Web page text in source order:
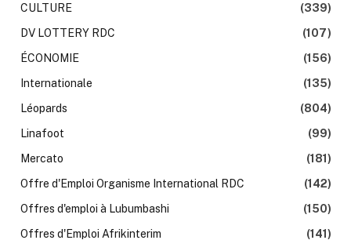
CULTURE
(339)
DV LOTTERY RDC
(107)
ÉCONOMIE
(156)
Internationale
(135)
Léopards
(804)
Linafoot
(99)
Mercato
(181)
Offre d'Emploi Organisme International RDC
(142)
Offres d'emploi à Lubumbashi
(150)
Offres d'Emploi Afrikinterim
(141)